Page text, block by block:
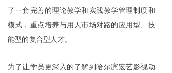
了一套完善的理论教学和实践教学管理制度和
模式，重点培养与用人市场对路的应用型、技
能型的复合型人才。
为了让学员更深入的了解到哈尔滨宏艺影视动